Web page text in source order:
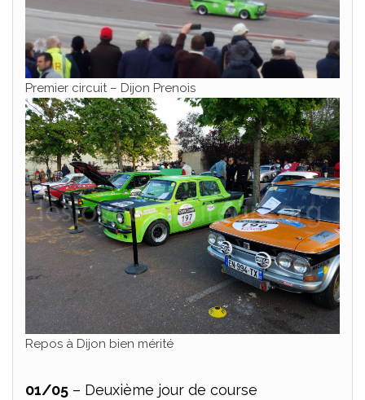
Premier circuit – Dijon Prenois
Repos à Dijon bien mérité
01/05 – Deuxième jour de course